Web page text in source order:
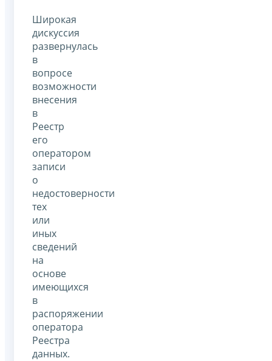
Широкая
дискуссия
развернулась
в
вопросе
возможности
внесения
в
Реестр
его
оператором
записи
о
недостоверности
тех
или
иных
сведений
на
основе
имеющихся
в
распоряжении
оператора
Реестра
данных.